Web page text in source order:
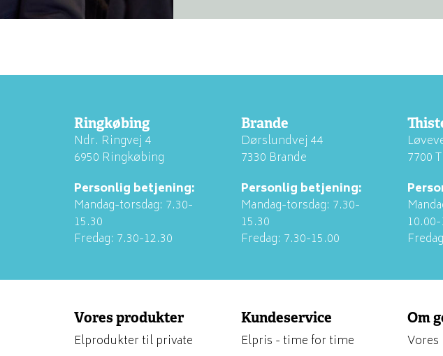
Ringkøbing
Ndr. Ringvej 4
6950 Ringkøbing
Personlig betjening:
Mandag-torsdag: 7.30-
15.30
Fredag: 7.30-12.30
Brande
Dørslundvej 44
7330 Brande
Personlig betjening:
Mandag-torsdag: 7.30-
15.30
Fredag: 7.30-15.00
7700
Vores produkter
Elprodukter til private
Kundeservice
Elpris - time for time
Om